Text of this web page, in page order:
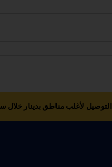
التوصيل لأغلب مناطق بدينار خلال